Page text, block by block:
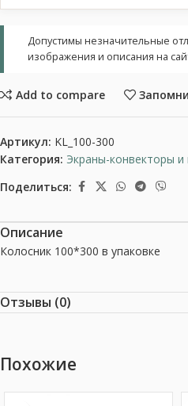
Допустимы незначительные
изображения и описания на
Add to compare
Артикул: KL_100-300
Категория: Экраны-конвекторы и
Поделиться:
Описание
Колосник 100*300 в упаковке
Отзывы (0)
Похожие